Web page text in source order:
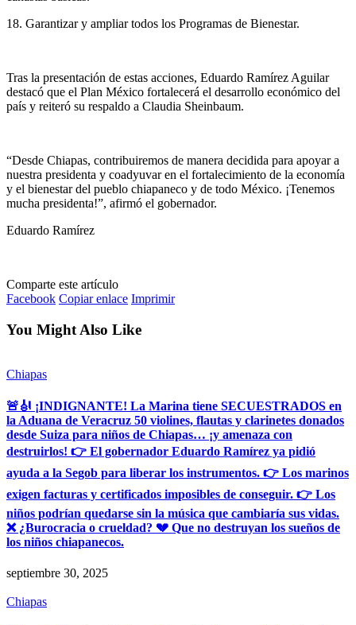
18. Garantizar y ampliar todos los Programas de Bienestar.
Tras la presentación de estas acciones, Eduardo Ramírez Aguilar
destacó que el Plan México fortalecerá el desarrollo económico del
país y reiteró su respaldo a Claudia Sheinbaum.
“Desde Chiapas, contribuiremos de manera decidida para apoyar a
nuestra presidenta y coadyuvar en el fortalecimiento de la economía
y el bienestar del pueblo chiapaneco y de todo México. ¡Tenemos
mucha presidenta!”, afirmó el gobernador.
Eduardo Ramírez
Comparte este artículo
Facebook Copiar enlace Imprimir
You Might Also Like
Chiapas
🚨🎻 ¡INDIGNANTE! La Marina tiene SECUESTRADOS en
la Aduana de Veracruz 50 violines, flautas y clarinetes donados
desde Suiza para niños de Chiapas… ¡y amenaza con
destruirlos! 👉 El gobernador Eduardo Ramírez ya pidió
ayuda a la Segob para liberar los instrumentos. 👉 Los marinos
exigen facturas y certificados imposibles de conseguir. 👉 Los
niños podrían quedarse sin la música que cambiaría sus vidas.
❌ ¿Burocracia o crueldad? 💔 Que no destruyan los sueños de
los niños chiapanecos.
septiembre 30, 2025
Chiapas